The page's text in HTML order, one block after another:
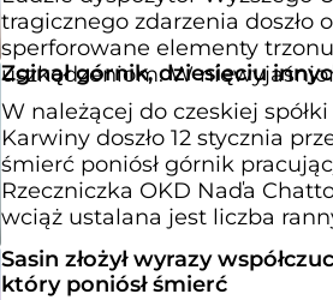
tragicznego zdarzenia doszło
sperforowane elementy
uszkodzeniom. W
Zginął górnik, dziesięciu
W należącej do czeskiej
Karwiny doszło 12 stycznia
śmierć poniósł górnik
Rzeczniczka OKD Naďa
wciąż ustalana jest liczba
Sasin złożył wyrazy
który poniósł śmierć